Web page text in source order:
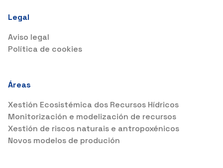
Legal
Aviso legal
Política de cookies
Áreas
Xestión Ecosistémica dos Recursos Hídricos
Monitorización e modelización de recursos
Xestión de riscos naturais e antropoxénicos
Novos modelos de produción